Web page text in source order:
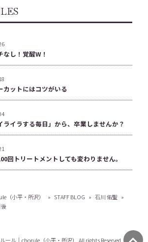
なし！覚醒W！
カットにはコツがいる
ライラする毎日」から、卒業しませんか？
回トリートメントしても変わりません。
（小平・所沢） » STAFF BLOG » 石川 佑聖 »
ール｜chorule（小平・所沢） All rights Reserved.